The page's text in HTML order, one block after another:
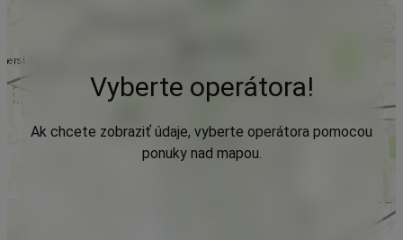
Vyberte operátora!
Ak chcete zobraziť údaje, vyberte operátora pomocou
ponuky nad mapou.